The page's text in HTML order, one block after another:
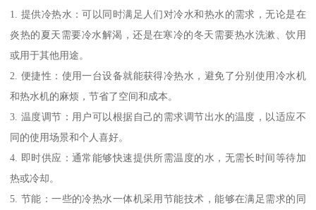
1. 提供冷热水：可以同时满足人们对冷水和热水的需求，无论是在
炎热的夏天需要冷水解渴，还是在寒冷的冬天需要热水洗漱、饮用
或用于其他用途。
2. 便捷性：使用一台设备就能获得冷热水，避免了分别使用冷水机
和热水机的麻烦，节省了空间和成本。
3. 温度调节：用户可以根据自己的需求调节出水的温度，以适应不
同的使用场景和个人喜好。
4. 即时供应：通常能够快速提供所需温度的水，无需长时间等待加
热或冷却。
5. 节能：一些的冷热水一体机采用节能技术，能够在满足需求的同